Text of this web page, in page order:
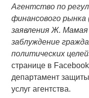
Агентство по
финансового
заявления Ж.
заблуждение
политических
странице в
департамент
услуг агентства.